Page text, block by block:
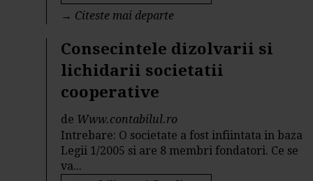
→ Citeste mai departe
Consecintele dizolvarii si
lichidarii societatii
cooperative
de Www.contabilul.ro
Intrebare: O societate a fost infiintata in baza
Legii 1/2005 si are 8 membri fondatori. Ce se
va...